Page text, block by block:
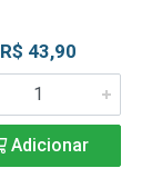
R$ 43,90
Adicionar